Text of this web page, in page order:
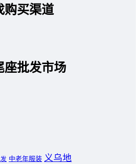
购买渠道
座批发市场
中老年服装 义乌地